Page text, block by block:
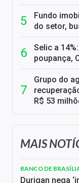
Fundo
do setor,
Selic a
poupança,
Grupo do
R$ 53
MAIS
BANCO DE
Durigan nega